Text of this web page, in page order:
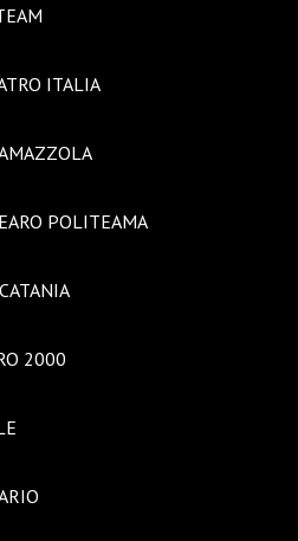
ITALIA
POLITEAMA
2000